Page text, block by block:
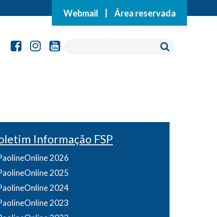
Webmail Área reservada
Informação FSP
2026
2025
2024
2023